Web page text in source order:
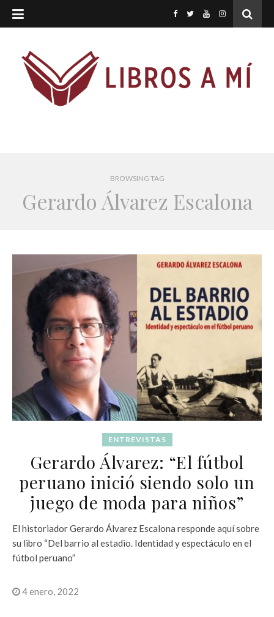
BROWSING TAG
Gerardo Álvarez Escalona
ENTREVISTAS
Gerardo Álvarez: “El fútbol
peruano inició siendo solo un
juego de moda para niños”
El historiador Gerardo Álvarez Escalona responde aquí sobre
su libro “Del barrio al estadio. Identidad y espectáculo en el
fútbol peruano”
4 enero, 2022